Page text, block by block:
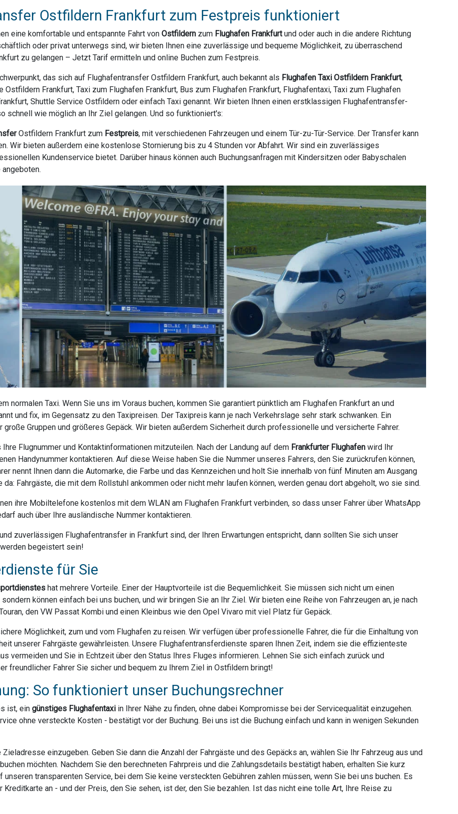
Ostfildern Frankfurt zum Festpreis funktioniert
eine komfortable und entspannte Fahrt von Ostfildern zum Flughafen Frankfurtund oder auch in die andere Richtung
oder privat unterwegs sind, wir bieten Ihnen eine zuverlässige und bequeme Möglichkeit, zu überraschend
zu gelangen – Jetzt Tarif ermitteln und online Buchen zum Festpreis.
das sich auf Flughafentransfer Ostfildern Frankfurt, auch bekannt als Flughafen Taxi Ostfildern Frankfurt,
Frankfurt, Taxi zum Flughafen Frankfurt, Bus zum Flughafen Frankfurt, Flughafentaxi, Taxi zum Flughafen
Shuttle Service Ostfildern oder einfach Taxi genannt. Wir bieten Ihnen einen erstklassigen Flughafentransfer-
schnell wie möglich an Ihr Ziel gelangen. Und so funktioniert's:
Ostfildern Frankfurt zum Festpreis, mit verschiedenen Fahrzeugen und einem Tür-zu-Tür-Service. Der Transfer kann
Wir bieten außerdem eine kostenlose Stornierung bis zu 4 Stunden vor Abfahrt. Wir sind ein zuverlässiges
Kundenservice bietet. Darüber hinaus können auch Buchungsanfragen mit Kindersitzen oder Babyschalen
normalen Taxi. Wenn Sie uns im Voraus buchen, kommen Sie garantiert pünktlich am Flughafen Frankfurt an und
und fix, im Gegensatz zu den Taxipreisen. Der Taxipreis kann je nach Verkehrslage sehr stark schwanken. Ein
Gruppen und größeres Gepäck. Wir bieten außerdem Sicherheit durch professionelle und versicherte Fahrer.
Flugnummer und Kontaktinformationen mitzuteilen. Nach der Landung auf dem Frankfurter Flughafen wird Ihr
Handynummer kontaktieren. Auf diese Weise haben Sie die Nummer unseres Fahrers, den Sie zurückrufen können,
nennt Ihnen dann die Automarke, die Farbe und das Kennzeichen und holt Sie innerhalb von fünf Minuten am Ausgang
Fahrgäste, die mit dem Rollstuhl ankommen oder nicht mehr laufen können, werden genau dort abgeholt, wo sie sind.
ihre Mobiltelefone kostenlos mit dem WLAN am Flughafen Frankfurt verbinden, so dass unser Fahrer über WhatsApp
auch über Ihre ausländische Nummer kontaktieren.
zuverlässigen Flughafentransfer in Frankfurt sind, der Ihren Erwartungen entspricht, dann sollten Sie sich unser
begeistert sein!
für Sie
hat mehrere Vorteile. Einer der Hauptvorteile ist die Bequemlichkeit. Sie müssen sich nicht um einen
können einfach bei uns buchen, und wir bringen Sie an Ihr Ziel. Wir bieten eine Reihe von Fahrzeugen an, je nach
den VW Passat Kombi und einen Kleinbus wie den Opel Vivaro mit viel Platz für Gepäck.
Möglichkeit, zum und vom Flughafen zu reisen. Wir verfügen über professionelle Fahrer, die für die Einhaltung von
unserer Fahrgäste gewährleisten. Unsere Flughafentransferdienste sparen Ihnen Zeit, indem sie die effizienteste
vermeiden und Sie in Echtzeit über den Status Ihres Fluges informieren. Lehnen Sie sich einfach zurück und
freundlicher Fahrer Sie sicher und bequem zu Ihrem Ziel in Ostfildern bringt!
So funktioniert unser Buchungsrechner
ist, ein günstiges Flughafentaxi in Ihrer Nähe zu finden, ohne dabei Kompromisse bei der Servicequalität einzugehen.
ohne versteckte Kosten - bestätigt vor der Buchung. Bei uns ist die Buchung einfach und kann in wenigen Sekunden
einzugeben. Geben Sie dann die Anzahl der Fahrgäste und des Gepäcks an, wählen Sie Ihr Fahrzeug aus und
möchten. Nachdem Sie den berechneten Fahrpreis und die Zahlungsdetails bestätigt haben, erhalten Sie kurz
transparenten Service, bei dem Sie keine versteckten Gebühren zahlen müssen, wenn Sie bei uns buchen. Es
an - und der Preis, den Sie sehen, ist der, den Sie bezahlen. Ist das nicht eine tolle Art, Ihre Reise zu